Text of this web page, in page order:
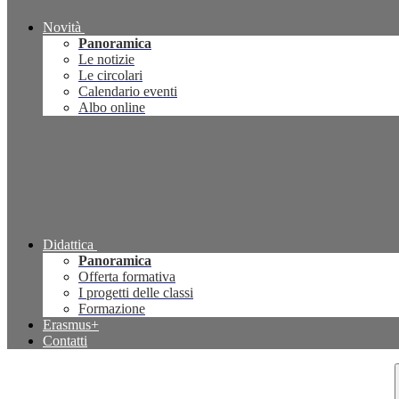
Novità
Panoramica
Le notizie
Le circolari
Calendario eventi
Albo online
Didattica
Panoramica
Offerta formativa
I progetti delle classi
Formazione
Erasmus+
Contatti